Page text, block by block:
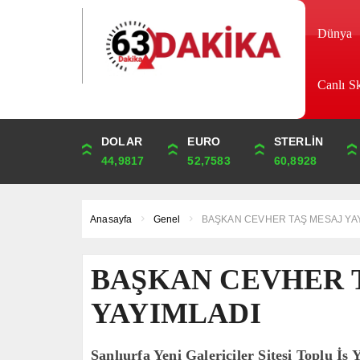
Dünya
Canlı
DOLAR
44,9817
EURO
52,7583
STERLİN
60,8928
ONS
4,709,16
ALTIN
6,815,04
ÇEYREK
11,142,59
Anasayfa Genel BAŞKAN CEVHER TAŞ MESAJ
BAŞKAN CEVHER
YAYIMLADI
Şanlıurfa Yeni Galericiler Sitesi Toplu İş